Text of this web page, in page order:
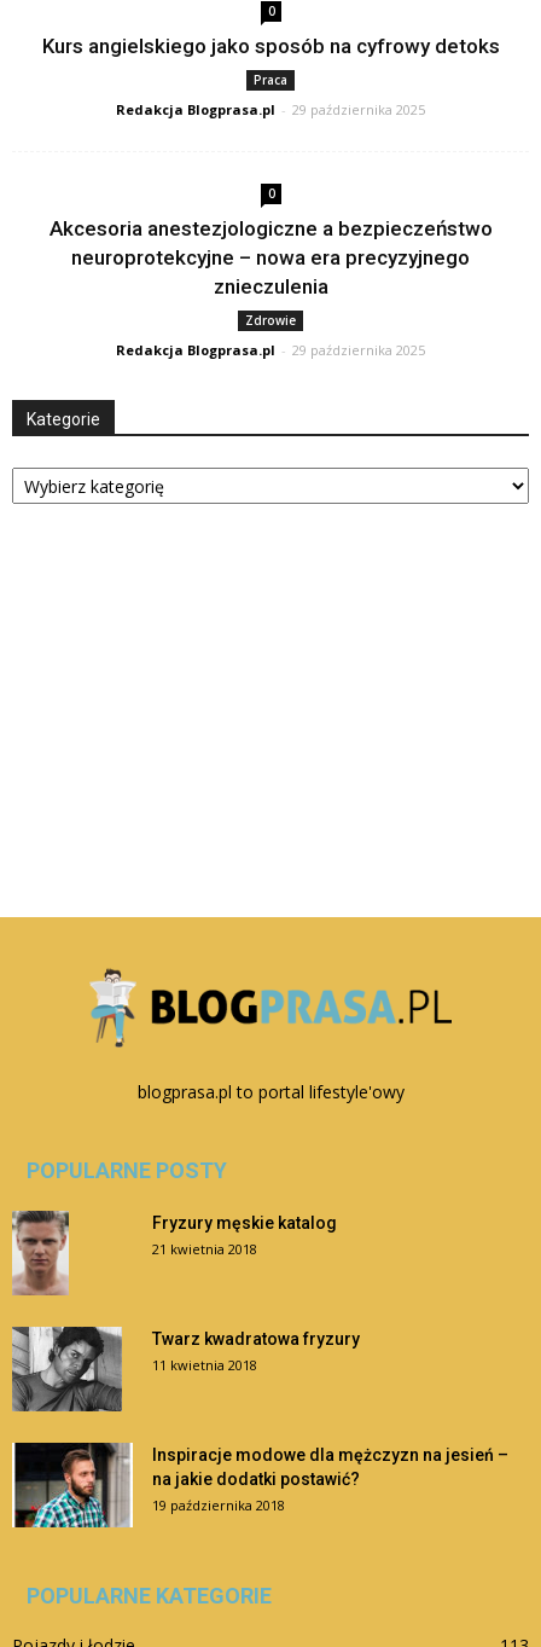
0
Kurs angielskiego jako sposób na cyfrowy detoks
Praca
Redakcja Blogprasa.pl - 29 października 2025
0
Akcesoria anestezjologiczne a bezpieczeństwo
neuroprotekcyjne – nowa era precyzyjnego
znieczulenia
Zdrowie
Redakcja Blogprasa.pl - 29 października 2025
Kategorie
Kategorie
blogprasa.pl to portal lifestyle'owy
POPULARNE POSTY
Fryzury męskie katalog
21 kwietnia 2018
Twarz kwadratowa fryzury
11 kwietnia 2018
Inspiracje modowe dla mężczyzn na jesień –
na jakie dodatki postawić?
19 października 2018
POPULARNE KATEGORIE